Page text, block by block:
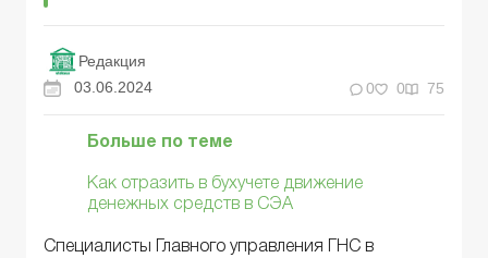
Редакция
03.06.2024
0 0 75
Больше по теме
Как отразить в бухучете движение
денежных средств в СЭА
Специалисты Главного управления ГНС в